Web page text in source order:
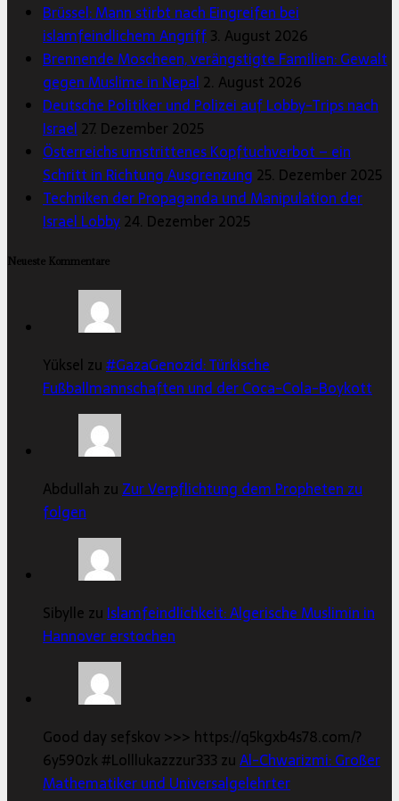
Brüssel: Mann stirbt nach Eingreifen bei
islamfeindlichem Angriff3. August 2026
Brennende Moscheen, verängstigte Familien: Gewalt
gegen Muslime in Nepal2. August 2026
Deutsche Politiker und Polizei auf Lobby-Trips nach
Israel27. Dezember 2025
Österreichs umstrittenes Kopftuchverbot – ein
Schritt in Richtung Ausgrenzung 25. Dezember 2025
Techniken der Propaganda und Manipulation der
Israel Lobby24. Dezember 2025
Neueste Kommentare
Yüksel zu#GazaGenozid: Türkische
Fußballmannschaften und der Coca-Cola-Boykott
Abdullah zuZur Verpflichtung dem Propheten zu
folgen
Sibylle zuIslamfeindlichkeit: Algerische Muslimin in
Hannover erstochen
Good day sefskov >>> https://q5kgxb4s78.com/?
6y590zk #Lolllukazzzur333 zuAl-Chwarizmi: Großer
Mathematiker und Universalgelehrter